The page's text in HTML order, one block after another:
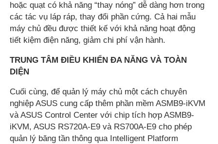
hoặc quạt có khả năng “thay nóng” dễ dàng hơn trong
các tác vụ láp ráp, thay đổi phần cứng. Cả hai mẫu
máy chủ đều được thiết kế với khả năng hoạt động
tiết kiệm điện năng, giảm chi phí vận hành.
TRUNG TÂM ĐIỀU KHIỂN ĐA NĂNG VÀ TOÀN
DIỆN
Cuối cùng, để quản lý máy chủ một cách chuyên
nghiệp ASUS cung cấp thêm phần mềm ASMB9-iKVM
và ASUS Control Center với chip tích hợp ASMB9-
iKVM, ASUS RS720A-E9 và RS700A-E9 cho phép
quản lý băng tần thông qua Intelligent Platform